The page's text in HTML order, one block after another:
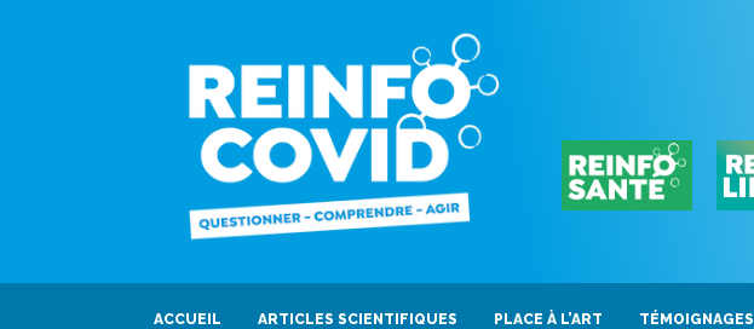
ACCUEIL ARTICLES SCIENTIFIQUES PLACE À L’ART TÉMOIGNAGES